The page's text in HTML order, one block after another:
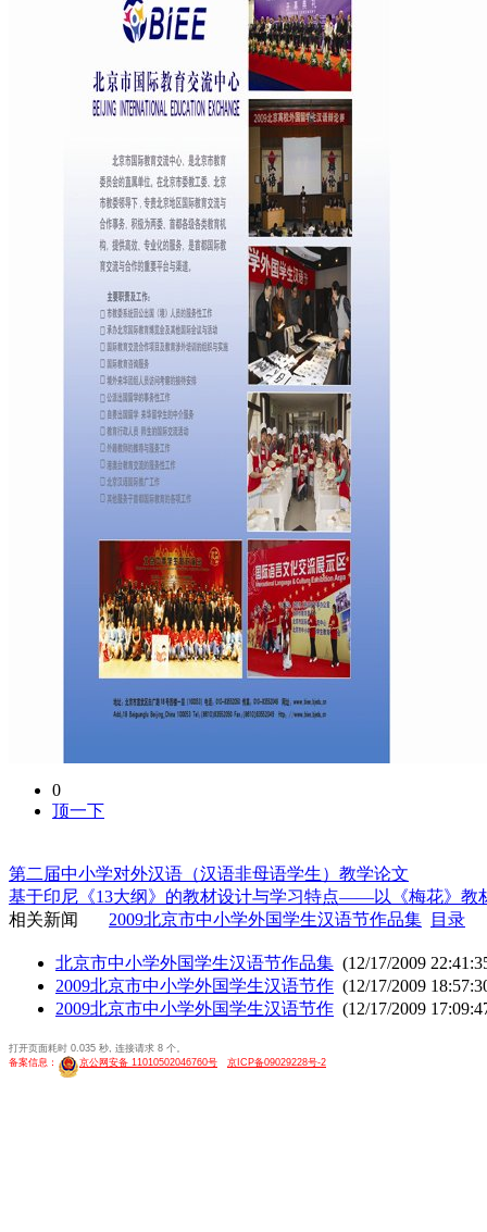
0
顶一下
第二届中小学对外汉语（汉语非母语学生）教学论文
基于印尼《13大纲》的教材设计与学习特点——以《梅花》教
相关新闻
2009北京市中小学外国学生汉语节作品集 目录
北京市中小学外国学生汉语节作品集 (12/17/2009
2009北京市中小学外国学生汉语节作 (12/17/2009
2009北京市中小学外国学生汉语节作 (12/17/2009
打开页面耗时 0.035 秒, 连接请求 8 个。
备案信息：
京公网安备 11010502046760号 京ICP备09029228号-2